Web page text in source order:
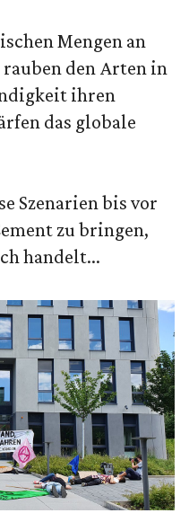
Mengen an
den Arten in
ihren
das globale
Szenarien bis vor
zu bringen,
handelt...